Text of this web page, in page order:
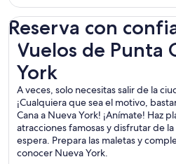
Reserva con
Vuelos de Punta
York
A veces, solo necesitas salir de la
¡Cualquiera que sea el motivo,
Cana a Nueva York! ¡Anímate! Haz
atracciones famosas y disfrutar de
espera. Prepara las maletas y
conocer Nueva York.
Vuelos de Punta Cana a Nueva